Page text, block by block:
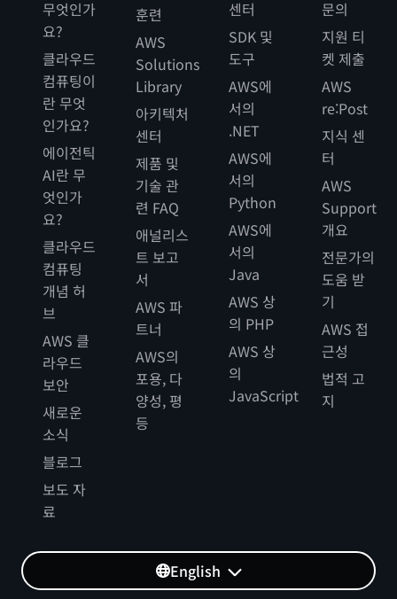
무엇인가
요?
클라우드
컴퓨팅이
란 무엇
인가요?
에이전틱
AI란 무
엇인가
요?
클라우드
컴퓨팅
개념 허
브
AWS 클
라우드
보안
새로운
소식
블로그
보도 자
료
훈련
AWS
Solutions
Library
아키텍처
센터
제품 및
기술 관
련 FAQ
애널리스
트 보고
서
AWS 파
트너
AWS의
포용, 다
양성, 평
등
센터
SDK 및
도구
AWS에
서의
.NET
AWS에
서의
Python
AWS에
서의
Java
AWS 상
의 PHP
AWS 상
의
JavaScript
문의
지원 티
켓 제출
AWS
re:Post
지식 센
터
AWS
Support
개요
전문가의
도움 받
기
AWS 접
근성
법적 고
지
English